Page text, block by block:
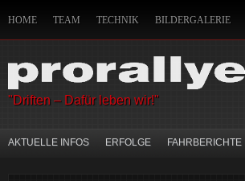
HOME TEAM TECHNIK BILDERGALERIE
IMPRESSUM HANDWERKSZEUG DES CO-PILOTEN
"Driften – Dafür leben wir!"
AKTUELLE INFOS ERFOLGE FAHRBERICHTE